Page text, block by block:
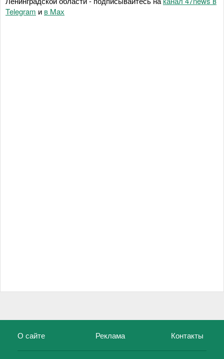
Telegram и в Maх
О сайте Реклама Контакты